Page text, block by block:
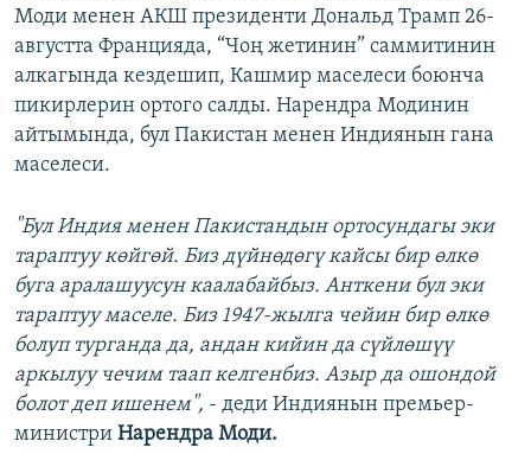
Моди менен АКШ президенти Дональд Трамп 26-
августта Францияда, “Чоң жетинин” саммитинин
алкагында кездешип, Кашмир маселеси боюнча
пикирлерин ортого салды. Нарендра Модинин
айтымында, бул Пакистан менен Индиянын гана
маселеси.
"Бул Индия менен Пакистандын ортосундагы эки
тараптуу көйгөй. Биз дүйнөдөгү кайсы бир өлкө
буга аралашуусун каалабайбыз. Анткени бул эки
тараптуу маселе. Биз 1947-жылга чейин бир өлкө
болуп турганда да, андан кийин да сүйлөшүү
аркылуу чечим таап келгенбиз. Азыр да ошондой
болот деп ишенем", - деди Индиянын премьер-
министри Нарендра Моди.